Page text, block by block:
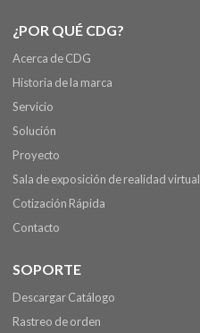
¿POR QUÉ CDG?
Acerca de CDG
Historia de la marca
Servicio
Solución
Proyecto
Sala de exposición de realidad virtual
Cotización Rápida
Contacto
SOPORTE
Descargar Catálogo
Rastreo de orden